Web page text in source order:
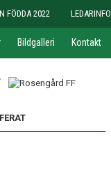
FÖDDA 2022 LEDARINFO
Bildgalleri Kontakt